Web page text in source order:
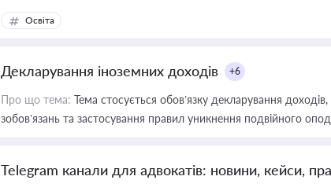
Освіта
Декларування іноземних доходів +6
Про що тема: Тема стосується обов’язку декларування
зобов’язань та застосування правил уникнення подвійного
Telegram канали для адвокатів: новини, кейси,